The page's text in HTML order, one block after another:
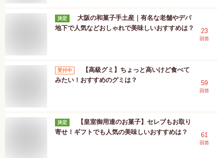
決定
大阪の和菓子手土産｜有名な老舗やデパ
地下で人気などおしゃれで美味しいおすすめは？
23
回答
受付中
【高級グミ】ちょっと高いけど食べて
みたい！おすすめのグミは？
59
回答
決定
【皇室御用達のお菓子】セレブもお取り
寄せ！ギフトでも人気の美味しいおすすめは？
61
回答